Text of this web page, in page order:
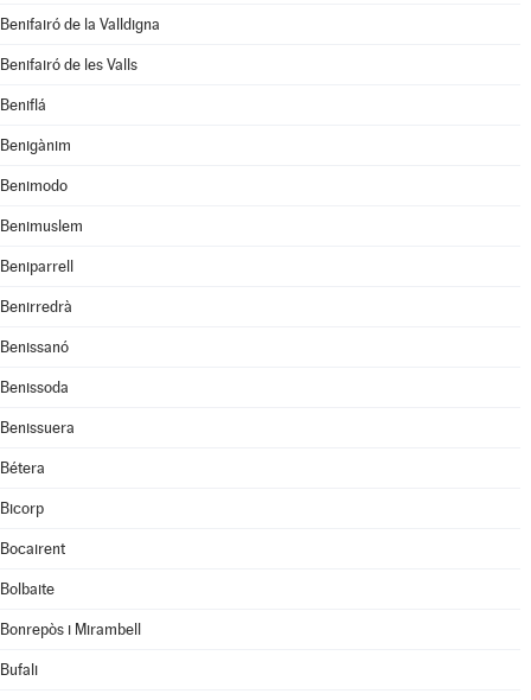
Benifairó de la Valldigna
Benifairó de les Valls
Beniflá
Benigànim
Benimodo
Benimuslem
Beniparrell
Benirredrà
Benissanó
Benissoda
Benissuera
Bétera
Bicorp
Bocairent
Bolbaite
Bonrepòs i Mirambell
Bufali